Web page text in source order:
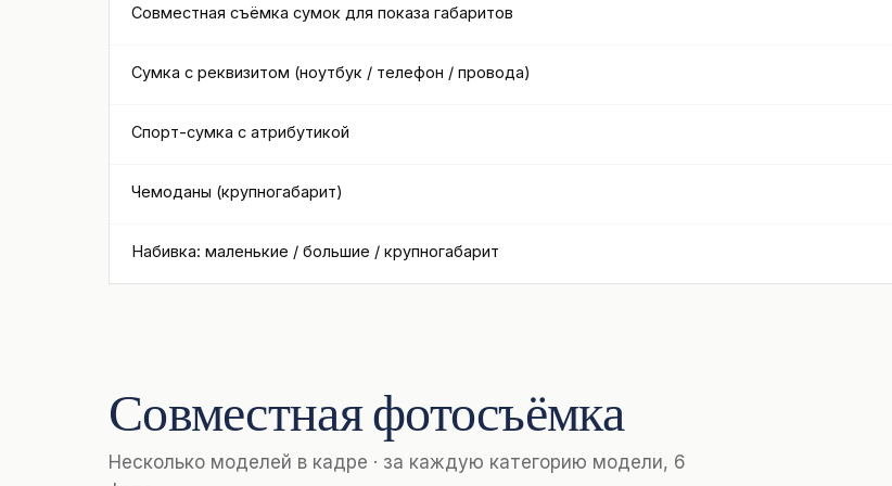
Совместная съёмка сумок для показа габаритов
Сумка с реквизитом (ноутбук / телефон / провода)
Спорт-сумка с атрибутикой
Чемоданы (крупногабарит)
Набивка: маленькие / большие / крупногабарит
Совместная фотосъёмка
Несколько моделей в кадре · за каждую категорию модели, 6